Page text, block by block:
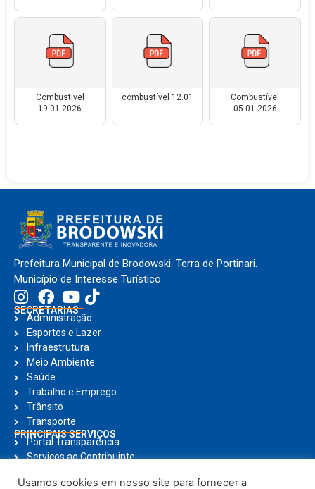
Combustivel
19.01.2026
combustível 12.01
Combustível
05.01.2026
Prefeitura Municipal de Brodowski. Terra de Portinari.
Município de Interesse Turístico
SECRETARIAS
Administração
Esportes e Lazer
Infraestrutura
Meio Ambiente
Saúde
Trabalho e Emprego
Trânsito
Transporte
PRINCIPAIS SERVIÇOS
Portal Transparência
Serviços ao Contribuinte
Ouvidoria
Usamos cookies em nosso site para fornecer a